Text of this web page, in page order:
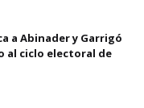
a Abinader y Garrigó
al ciclo electoral de